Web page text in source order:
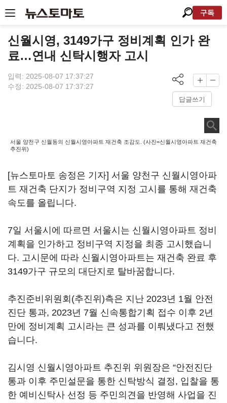
구독
신월시영, 3149가구 정비계획 인가 완
료…연내 신탁시행자 고시
입력: 2025-08-07 17:37:27
수정: 2025-08-07 17:37:27
답글쓰기
서울 양천구 신월동의 신월시영아파트 재건축 조감도. (사진=신월시영아파트 재건축
추진위)
[뉴스토마토 송정은 기자] 서울 양천구 신월시영아파
트 재건축 단지가 정비구역 지정 고시를 통해 재건축
속도를 올립니다.
7일 서울시에 따르면 서울시는 신월시영아파트 정비
계획을 인가하고 정비구역 지정을 최종 고시했습니
다. 고시문에 따라 신월시영아파트는 재건축 완료 후
3149가구 규모의 대단지로 탈바꿈합니다.
추진준비위원회(추진위)측은 지난 2023년 1월 안전
진단 통과, 2023년 7월 신속통합기획 접수 이후 2년
만에 정비계획 고시라는 큰 성과를 이뤄냈다고 전했
습니다.
김시영 신월시영아파트 추진위 위원장은 “안전진단
통과 이후 주민설문을 통한 신탁방식 결정, 입찰을 통
한 예비신탁사 선정 등 주민의견을 반영해 사업을 진